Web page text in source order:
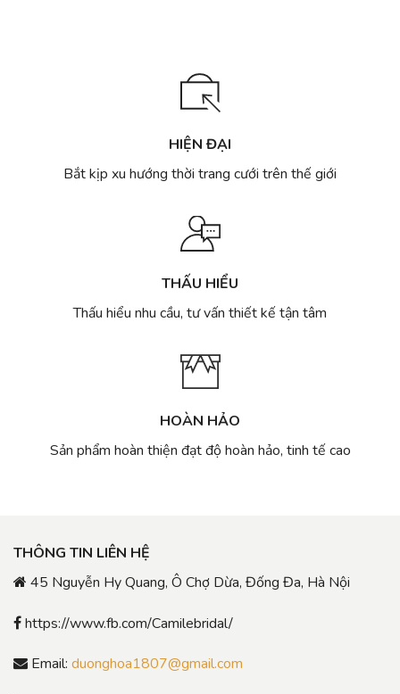
HIỆN ĐẠI
Bắt kịp xu hướng thời trang cưới trên thế giới
THẤU HIỂU
Thấu hiểu nhu cầu, tư vấn thiết kế tận tâm
HOÀN HẢO
Sản phẩm hoàn thiện đạt độ hoàn hảo, tinh tế cao
THÔNG TIN LIÊN HỆ
45 Nguyễn Hy Quang, Ô Chợ Dừa, Đống Đa, Hà Nội
https://www.fb.com/Camilebridal/
Email: duonghoa1807@gmail.com